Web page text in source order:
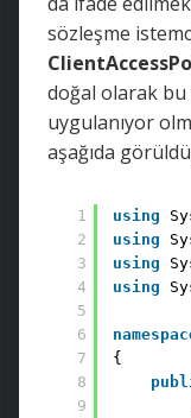
sözleşme
doğal olarak
uygulanıyor
aşağıda
1
2
3
4
5
6
7
8
9
using
using
using
using
{